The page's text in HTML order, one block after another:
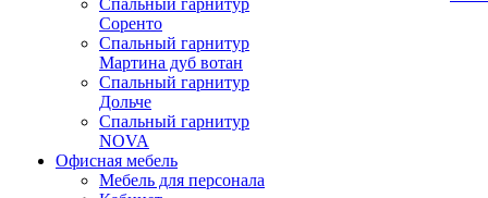
Спальный гарнитур
Соренто
Спальный гарнитур
Мартина дуб вотан
Спальный гарнитур
Дольче
Спальный гарнитур
NOVA
Офисная мебель
Мебель для персонала